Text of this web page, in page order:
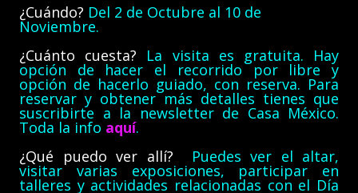
¿Cuándo? Del 2 de Octubre al 10 de
Noviembre.
¿Cuánto cuesta? La visita es gratuita. Hay
opción de hacer el recorrido por libre y
opción de hacerlo guiado, con reserva. Para
reservar y obtener más detalles tienes que
suscribirte a la newsletter de Casa México.
Toda la info aquí.
¿Qué puedo ver allí?
Puedes ver el altar,
visitar varias exposiciones, participar en
talleres y actividades relacionadas con el Día